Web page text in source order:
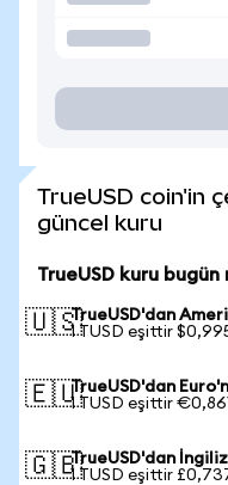
TrueUSD coin'in
güncel kuru
TrueUSD kuru
🇺🇸TrueUSD'dan
1 TUSD eşittir
🇪🇺TrueUSD'dan
1 TUSD eşittir
🇬🇧TrueUSD'dan
1 TUSD eşittir